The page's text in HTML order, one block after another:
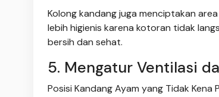
Kolong kandang juga menciptakan
lebih higienis karena kotoran tidak
bersih dan sehat.
5. Mengatur Ventilasi
Posisi Kandang Ayam yang Tidak Kena